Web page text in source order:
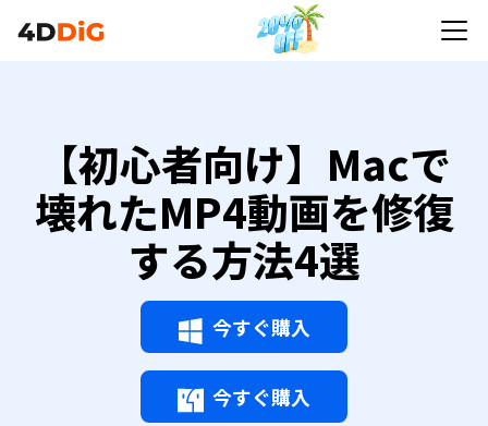
【初心者向け】Macで
壊れたMP4動画を修復
する方法4選
今すぐ購入
今すぐ購入